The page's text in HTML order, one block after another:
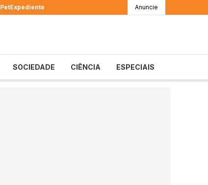
PetExpediente Anuncie
SOCIEDADE CIÊNCIA ESPECIAIS